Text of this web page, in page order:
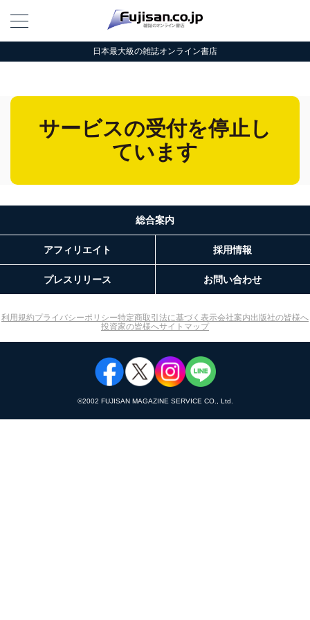
日本最大級の雑誌オンライン書店
サービスの受付を停止し
ています
総合案内
アフィリエイト 採用情報
プレスリリース お問い合わせ
利用規約プライバシーポリシー特定商取引法に基づく表示会社案内出版社の皆様へ
投資家の皆様へサイトマップ
©︎2002 FUJISAN MAGAZINE SERVICE CO., Ltd.